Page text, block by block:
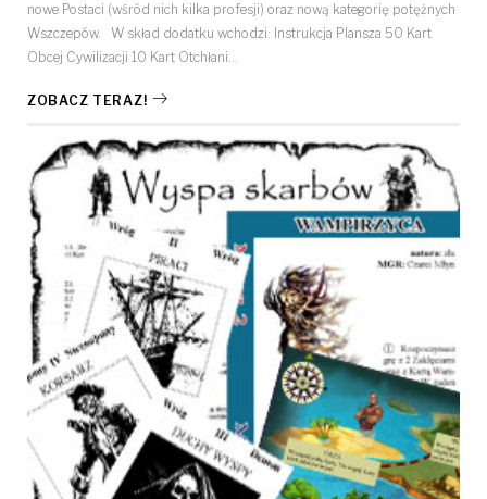
nowe Postaci (wśród nich kilka profesji) oraz nową kategorię potężnych
Wszczepów. W skład dodatku wchodzi: Instrukcja Plansza 50 Kart
Obcej Cywilizacji 10 Kart Otchłani…
ZOBACZ TERAZ!